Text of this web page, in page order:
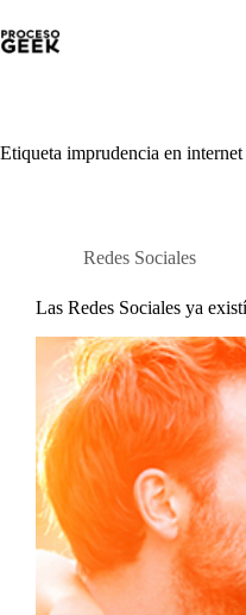
al
contenido
Etiqueta imprudencia en internet
Redes Sociales
Las Redes Sociales ya